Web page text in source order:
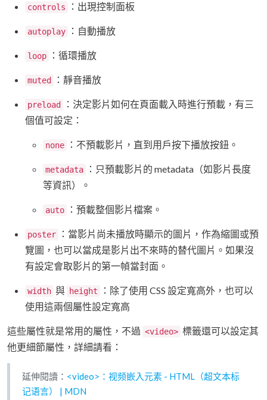
controls ：出現控制面板
autoplay ：自動播放
loop ：循環播放
muted ：靜音播放
preload
：決定影片如何在頁面載入時進行預載，有三
個值可設定：
none ：不預載影片，直到用戶按下播放按鈕。
metadata
：只預載影片的 metadata（如影片長度
等資訊）。
auto ：預載整個影片檔案。
poster
：當影片尚未播放時顯示的圖片，作為縮圖或預
覽圖，也可以當成是影片出不來時的替代圖片。如果沒
有設定會取影片的第一幀當封面。
width 與 height
：除了使用 CSS 設定寬高外，也可以
使用這兩個屬性設定寬高
這些屬性就是常用的屬性，不過 <video> 標籤還可以設定其
他更細節屬性，詳細請看：
延伸閱讀： <video>：视频嵌入元素 - HTML（超文本标
记语言） | MDN